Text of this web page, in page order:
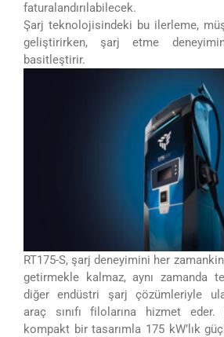
faturalandırılabilecek.
Şarj teknolojisindeki bu ilerleme,
geliştirirken, şarj etme
basitleştirir.
RT175-S, şarj deneyimini her
getirmekle kalmaz, aynı zamanda
diğer endüstri şarj çözümleriyle
araç sınıfı filolarına hizmet
kompakt bir tasarımla 175 kW’lık